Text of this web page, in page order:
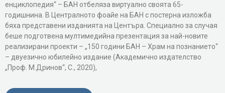
енциклопедия“ – БАН отбеляза виртуално своята 65-
годишнина. В Централното фоайе на БАН с постерна изложба
бяха представени изданията на Центъра. Специално за случая
беше подготвена мултимедийна презентация за най-новите
реализирани проекти – „150 години БАН – Храм на познанието“
– двуезично юбилейно издание (Академично издателство
„Проф. М.Дринов“, С., 2020),